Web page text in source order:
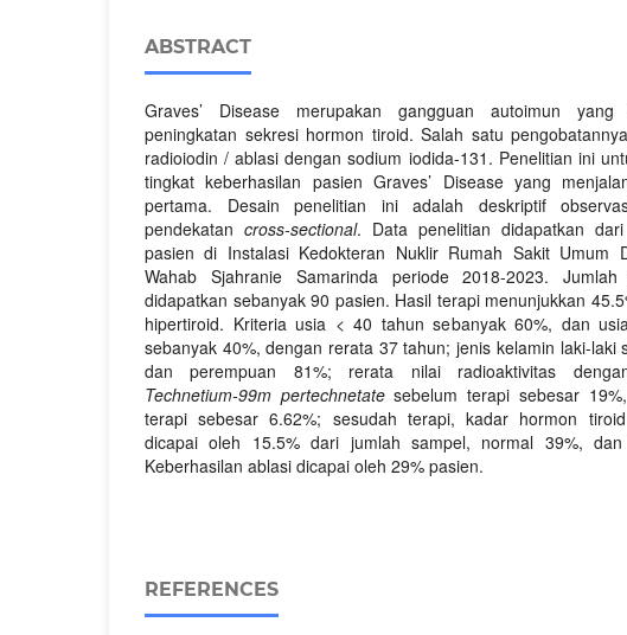
ABSTRACT
Graves’ Disease merupakan gangguan autoimun yang
peningkatan sekresi hormon tiroid. Salah satu
radioiodin / ablasi dengan sodium iodida-131. Penelitian ini
tingkat keberhasilan pasien Graves’ Disease yang
pertama. Desain penelitian ini adalah deskriptif
pendekatan cross-sectional. Data penelitian didapatkan
pasien di Instalasi Kedokteran Nuklir Rumah Sakit Umum
Wahab Sjahranie Samarinda periode 2018-2023.
didapatkan sebanyak 90 pasien. Hasil terapi menunjukkan
hipertiroid. Kriteria usia < 40 tahun sebanyak 60%, dan
sebanyak 40%, dengan rerata 37 tahun; jenis kelamin laki-laki
dan perempuan 81%; rerata nilai radioaktivitas
Technetium-99m pertechnetatesebelum terapi sebesar
terapi sebesar 6.62%; sesudah terapi, kadar hormon
dicapai oleh 15.5% dari jumlah sampel, normal 39%,
Keberhasilan ablasi dicapai oleh 29% pasien.
REFERENCES